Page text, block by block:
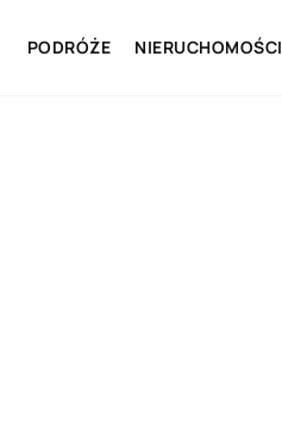
PODRÓŻE NIERUCHOMOŚCI